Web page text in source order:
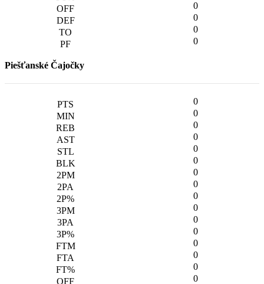
0
0
0
0
Piešťanské Čajočky
0
0
0
0
0
0
0
0
0
0
0
0
0
0
0
0